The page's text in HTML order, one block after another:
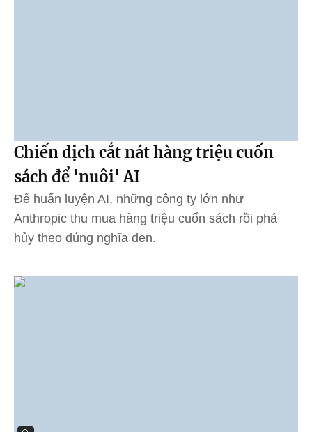
Chiến dịch cắt nát hàng triệu cuốn
sách để 'nuôi' AI
Để huấn luyện AI, những công ty lớn như
Anthropic thu mua hàng triệu cuốn sách rồi phá
hủy theo đúng nghĩa đen.